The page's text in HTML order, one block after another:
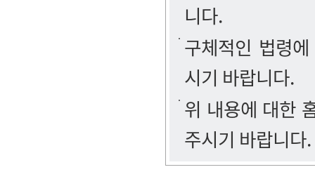
니다.
구체적인 법령
시기 바랍니다.
위 내용에 대한
주시기 바랍니다.